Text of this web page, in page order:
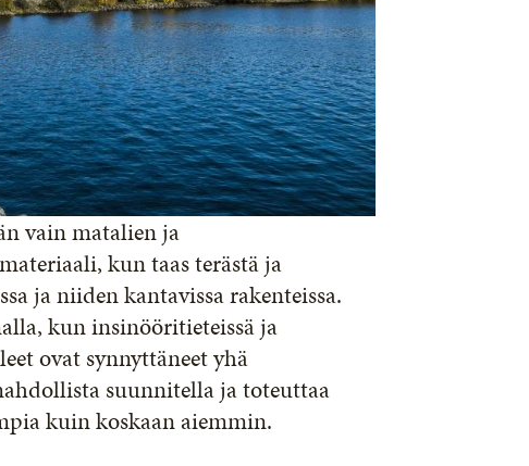
vain matalien ja
kun taas terästä ja
ja niiden kantavissa rakenteissa.
kun insinööritieteissä ja
ovat synnyttäneet yhä
suunnitella ja toteuttaa
kuin koskaan aiemmin.